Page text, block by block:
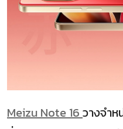
Meizu Note 16วางจำห